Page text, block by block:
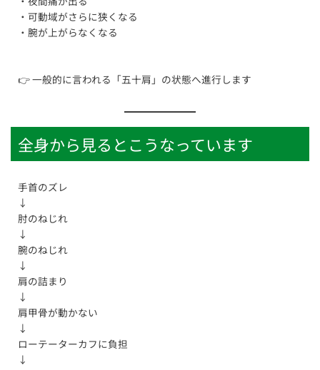
・可動域がさらに狭くなる
・腕が上がらなくなる
👉 一般的に言われる「五十肩」の状態へ進行します
全身から見るとこうなっています
手首のズレ
↓
肘のねじれ
↓
腕のねじれ
↓
肩の詰まり
↓
肩甲骨が動かない
↓
ローテーターカフに負担
↓